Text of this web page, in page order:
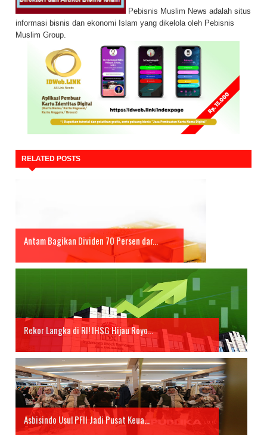
Pebisnis Muslim News adalah situs
informasi bisnis dan ekonomi Islam yang dikelola oleh Pebisnis
Muslim Group.
RELATED POSTS
Antam Bagikan Dividen 70 Persen dar...
Rekor Langka di RI! IHSG Hijau Royo...
Asbisindo Usul PFII Jadi Pusat Keua...